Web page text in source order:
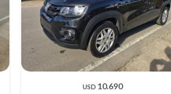
USD 10.690